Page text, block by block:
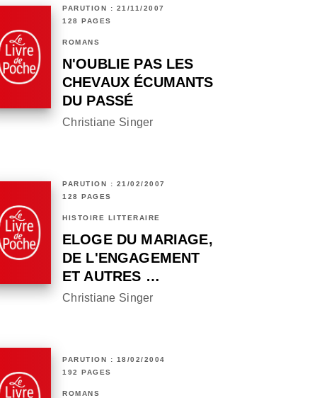
PARUTION : 21/11/2007
128 PAGES
ROMANS
N'OUBLIE PAS LES
CHEVAUX ÉCUMANTS
DU PASSÉ
Christiane Singer
PARUTION : 21/02/2007
128 PAGES
HISTOIRE LITTÉRAIRE
ELOGE DU MARIAGE,
DE L'ENGAGEMENT
ET AUTRES …
Christiane Singer
PARUTION : 18/02/2004
192 PAGES
ROMANS